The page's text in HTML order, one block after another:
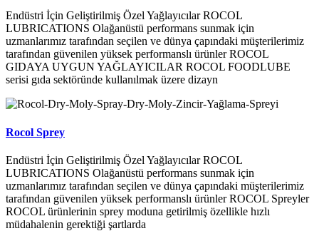
Endüstri İçin Geliştirilmiş Özel Yağlayıcılar ROCOL
LUBRICATIONS Olağanüstü performans sunmak için
uzmanlarımız tarafından seçilen ve dünya çapındaki müşterilerimiz
tarafından güvenilen yüksek performanslı ürünler ROCOL
GIDAYA UYGUN YAĞLAYICILAR ROCOL FOODLUBE
serisi gıda sektöründe kullanılmak üzere dizayn
Rocol Sprey
Endüstri İçin Geliştirilmiş Özel Yağlayıcılar ROCOL
LUBRICATIONS Olağanüstü performans sunmak için
uzmanlarımız tarafından seçilen ve dünya çapındaki müşterilerimiz
tarafından güvenilen yüksek performanslı ürünler ROCOL Spreyler
ROCOL ürünlerinin sprey moduna getirilmiş özellikle hızlı
müdahalenin gerektiği şartlarda